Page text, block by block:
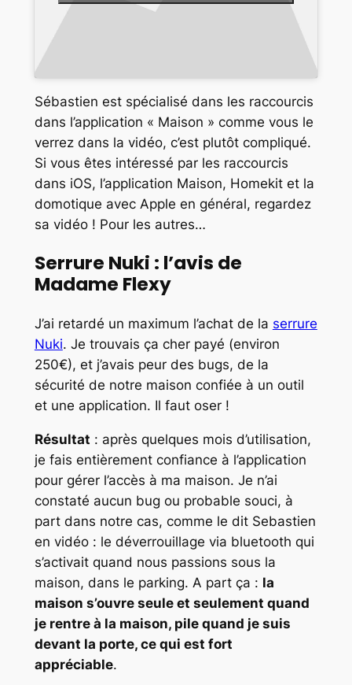
Sébastien est spécialisé dans les raccourcis
dans l’application « Maison » comme vous le
verrez dans la vidéo, c’est plutôt compliqué.
Si vous êtes intéressé par les raccourcis
dans iOS, l’application Maison, Homekit et la
domotique avec Apple en général, regardez
sa vidéo ! Pour les autres…
Serrure Nuki : l’avis de
Madame Flexy
J’ai retardé un maximum l’achat de la serrure
Nuki. Je trouvais ça cher payé (environ
250€), et j’avais peur des bugs, de la
sécurité de notre maison confiée à un outil
et une application. Il faut oser !
Résultat : après quelques mois d’utilisation,
je fais entièrement confiance à l’application
pour gérer l’accès à ma maison. Je n’ai
constaté aucun bug ou probable souci, à
part dans notre cas, comme le dit Sebastien
en vidéo : le déverrouillage via bluetooth qui
s’activait quand nous passions sous la
maison, dans le parking. A part ça : la
maison s’ouvre seule et seulement quand
je rentre à la maison, pile quand je suis
devant la porte, ce qui est fort
appréciable.